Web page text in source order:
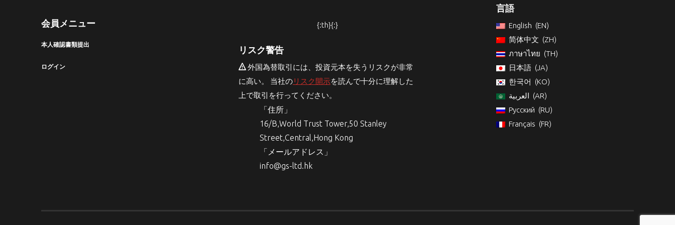
会員メニュー
本人確認書類提出
ログイン
{:th}{:}
リスク警告
外国為替取引には、投資元本を失うリスクが非常
に高い。 当社のリスク開示を読んで十分に理解した
上で取引を行ってください。
「住所」
16/B,World Trust Tower,50 Stanley
Street,Central,Hong Kong
「メールアドレス」
info@gs-ltd.hk
言語
English
EN
简体中文
ZH
ภาษาไทย
TH
日本語
JA
한국어
KO
العربية
AR
Русский
RU
Français
FR